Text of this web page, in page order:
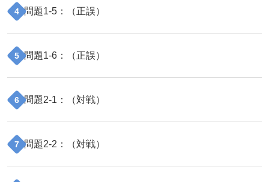
4 問題1-5 ：（正誤）
5 問題1-6 ：（正誤）
6 問題2-1 ：（対戦）
7 問題2-2 ：（対戦）